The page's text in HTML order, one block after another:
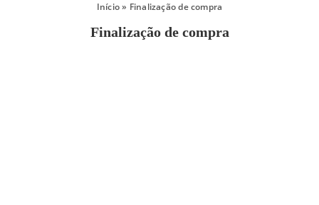
Início» Finalização de compra
Finalização de compra